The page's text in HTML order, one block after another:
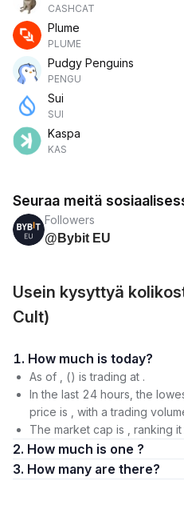
CASHCAT
Plume
PLUME
Pudgy Penguins
PENGU
Sui
SUI
Kaspa
KAS
Seuraa meitä
Followers
@Bybit EU
Usein kysyttyä
Cult)
1. How much is today?
As of , () is trading at .
In the last 24 hours, the
price is , with a trading
The market cap is , ranking
2. How much is one ?
3. How many are there?